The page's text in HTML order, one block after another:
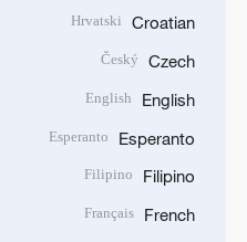
Croatian
Hrvatski
Czech
Český
English
English
Esperanto
Esperanto
Filipino
Filipino
French
Français